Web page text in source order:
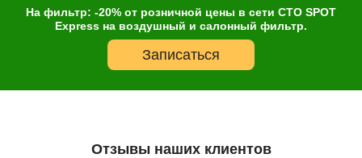
На фильтр: -20% от розничной цены в сети СТО SPOT
Express на воздушный и салонный фильтр.
Записаться
Отзывы наших клиентов